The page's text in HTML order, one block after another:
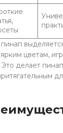
цветам,
делает